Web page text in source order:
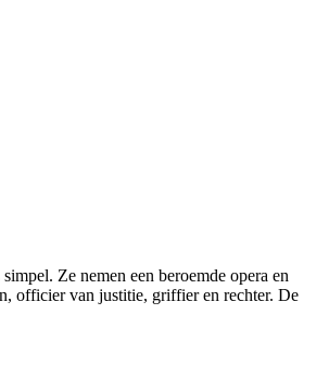
Ze nemen een beroemde opera en
officier van justitie, griffier en rechter. De